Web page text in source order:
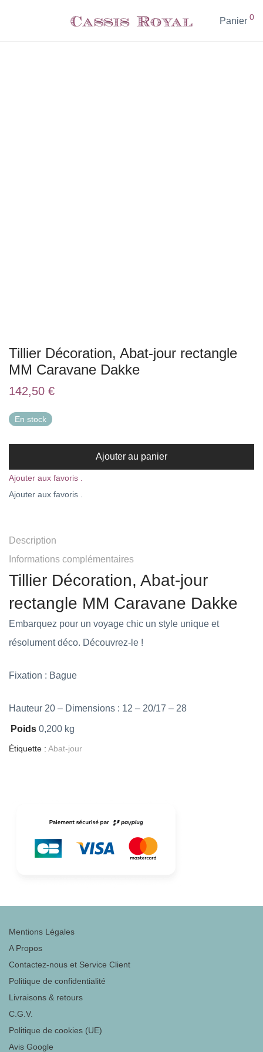
Panier 0
Tillier Décoration, Abat-jour rectangle
MM Caravane Dakke
142,50 €
En stock
Ajouter au panier
Ajouter aux favoris .
Ajouter aux favoris .
Description
Informations complémentaires
Tillier Décoration, Abat-jour
rectangle MM Caravane Dakke
Embarquez pour un voyage chic un style unique et
résolument déco. Découvrez-le !
Fixation : Bague
Hauteur 20 – Dimensions : 12 – 20/17 – 28
Poids 0,200 kg
Étiquette : Abat-jour
Mentions Légales
A Propos
Contactez-nous et Service Client
Politique de confidentialité
Livraisons & retours
C.G.V.
Politique de cookies (UE)
Avis Google